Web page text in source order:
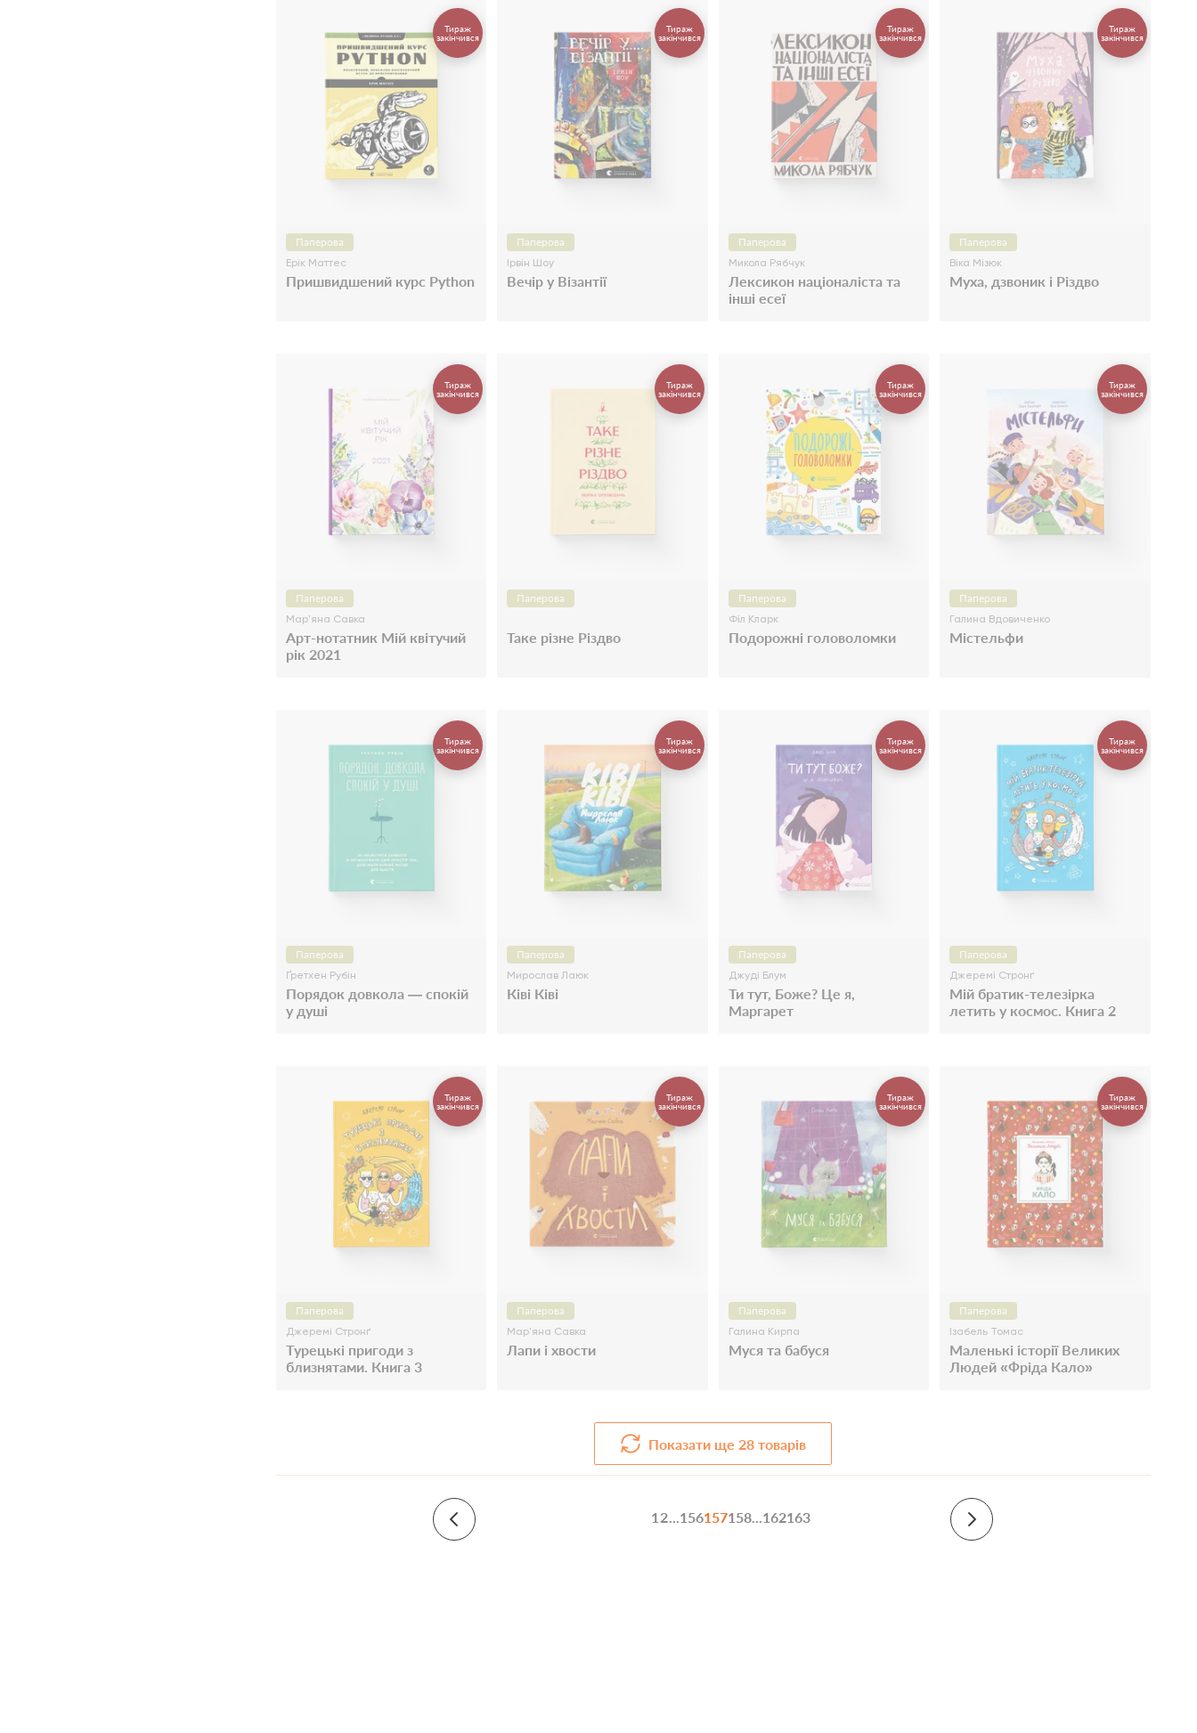
Тираж
закінчився
Паперова
Ерік Маттес
Пришвидшений курс Python
Тираж
закінчився
Паперова
Ірвін Шоу
Вечір у Візантії
Тираж
закінчився
Паперова
Микола Рябчук
Лексикон націоналіста та
інші есеї
Тираж
закінчився
Паперова
Віка Мізюк
Муха, дзвоник і Різдво
Тираж
закінчився
Паперова
Мар'яна Савка
Арт-нотатник Мій квітучий
рік 2021
Тираж
закінчився
Паперова
Таке різне Різдво
Тираж
закінчився
Паперова
Філ Кларк
Подорожні головоломки
Тираж
закінчився
Паперова
Галина Вдовиченко
Містельфи
Тираж
закінчився
Паперова
Ґретхен Рубін
Порядок довкола — спокій
у душі
Тираж
закінчився
Паперова
Мирослав Лаюк
Ківі Ківі
Тираж
закінчився
Паперова
Джуді Блум
Ти тут, Боже? Це я,
Маргарет
Тираж
закінчився
Паперова
Джеремі Стронґ
Мій братик-телезірка
летить у космос. Книга 2
Тираж
закінчився
Паперова
Джеремі Стронґ
Турецькі пригоди з
близнятами. Книга 3
Тираж
закінчився
Паперова
Мар'яна Савка
Лапи і хвости
Тираж
закінчився
Паперова
Галина Кирпа
Муся та бабуся
Тираж
закінчився
Паперова
Ізабель Томас
Маленькі історії Великих
Людей «Фріда Кало»
Показати ще 28 товарів
1 2...156157158...162163